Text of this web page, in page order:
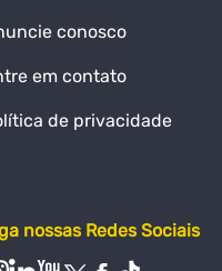
conosco
em contato
de privacidade
nossas Redes Sociais